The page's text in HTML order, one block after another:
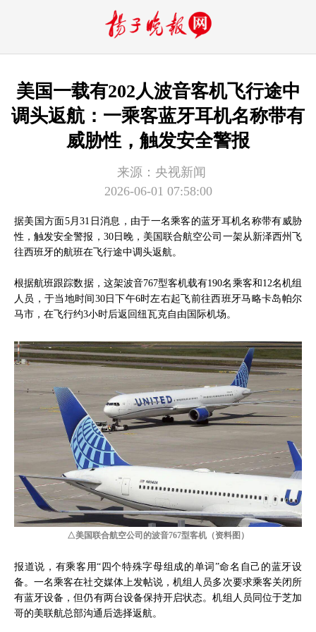
美国一载有202人波音客机飞行途中
调头返航：一乘客蓝牙耳机名称带有
威胁性，触发安全警报
来源： ​央视新闻
2026-06-01 07:58:00
据美国方面5月31日消息，由于一名乘客的蓝牙耳机名称带有威胁
性，触发安全警报，30日晚，美国联合航空公司一架从新泽西州飞
往西班牙的航班在飞行途中调头返航。
根据航班跟踪数据，这架波音767型客机载有190名乘客和12名机组
人员，于当地时间30日下午6时左右起飞前往西班牙马略卡岛帕尔
马市，在飞行约3小时后返回纽瓦克自由国际机场。
△美国联合航空公司的波音767型客机（资料图）
报道说，有乘客用“四个特殊字母组成的单词”命名自己的蓝牙设
备。一名乘客在社交媒体上发帖说，机组人员多次要求乘客关闭所
有蓝牙设备，但仍有两台设备保持开启状态。机组人员同位于芝加
哥的美联航总部沟通后选择返航。